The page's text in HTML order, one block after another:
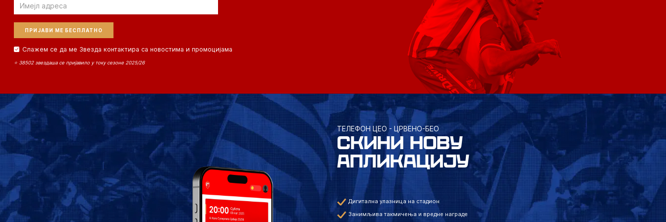
Email
Слажем се да ме Звезда контактира са новостима и промоцијама
⭐ 38502 звездаша се пријавило у току сезоне 2025/26
ТЕЛЕФОН ЦЕО - ЦРВЕНО-БЕО
СКИНИ НОВУ
АПЛИКАЦИЈУ
Дигитална улазница на стадион
Занимљива такмичења и вредне награде